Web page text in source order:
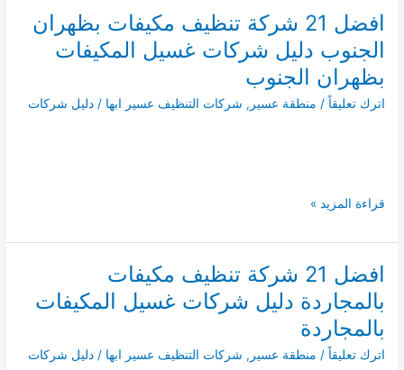
تنظيف
خزانات
بخميس
مشيط
دليل
شركات
افضل 21 شركة تنظيف مكيفات بظهران
الجنوب دليل شركات غسيل المكيفات
بظهران الجنوب
اترك تعليقاً / منطقة عسير , شركات التنظيف عسير ابها /دليل شركات
افضل
شركة
تنظيف
مكيفات
بظهران
الجنوب
دليل
شركات
قراءة المزيد »
افضل 21 شركة تنظيف مكيفات
بالمجاردة دليل شركات غسيل المكيفات
بالمجاردة
اترك تعليقاً / منطقة عسير , شركات التنظيف عسير ابها /دليل شركات